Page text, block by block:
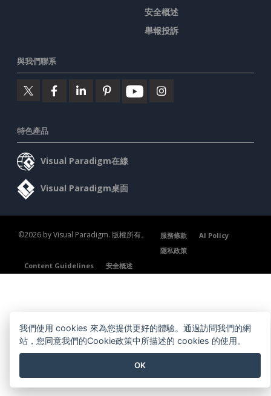
安全概述
舉報投訴
與我們聯系
特色產品
Visual Paradigm在線
Visual Paradigm桌面
©2026 by Visual Paradigm. 版權所有。 服務條款
AI Policy
隱私政策
Content Guidelines
安全概述
我們使用 cookies 來為您提供更好的體驗。通過訪問我們的網
站，您同意我們的Cookie政策中所描述的 cookies 的使用。
OK